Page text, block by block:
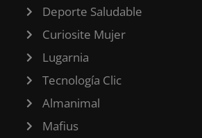
Deporte Saludable
Curiosite Mujer
Lugarnia
Tecnología Clic
Almanimal
Mafius